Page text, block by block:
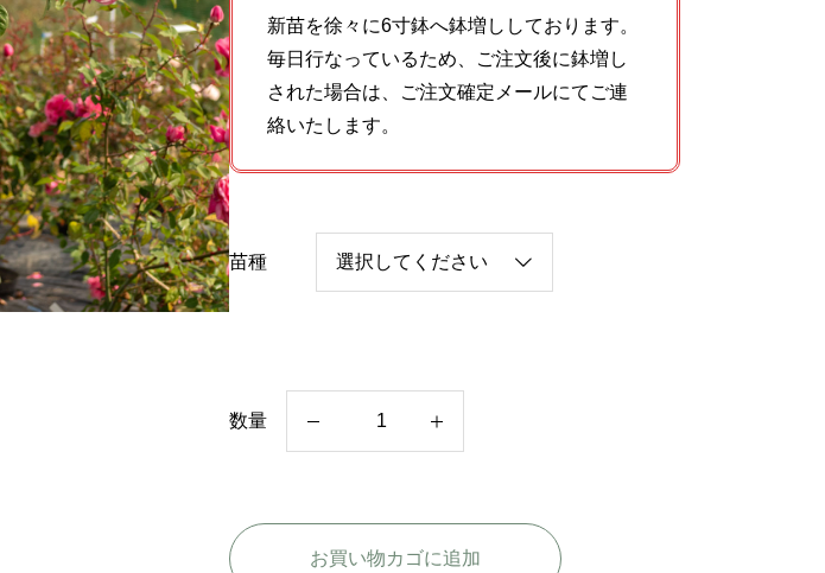
新苗を徐々に6寸鉢へ鉢増ししております。
毎日行なっているため、ご注文後に鉢増し
された場合は、ご注文確定メールにてご連
絡いたします。
苗種
数量
ル
デ
ュ
お買い物カゴに追加